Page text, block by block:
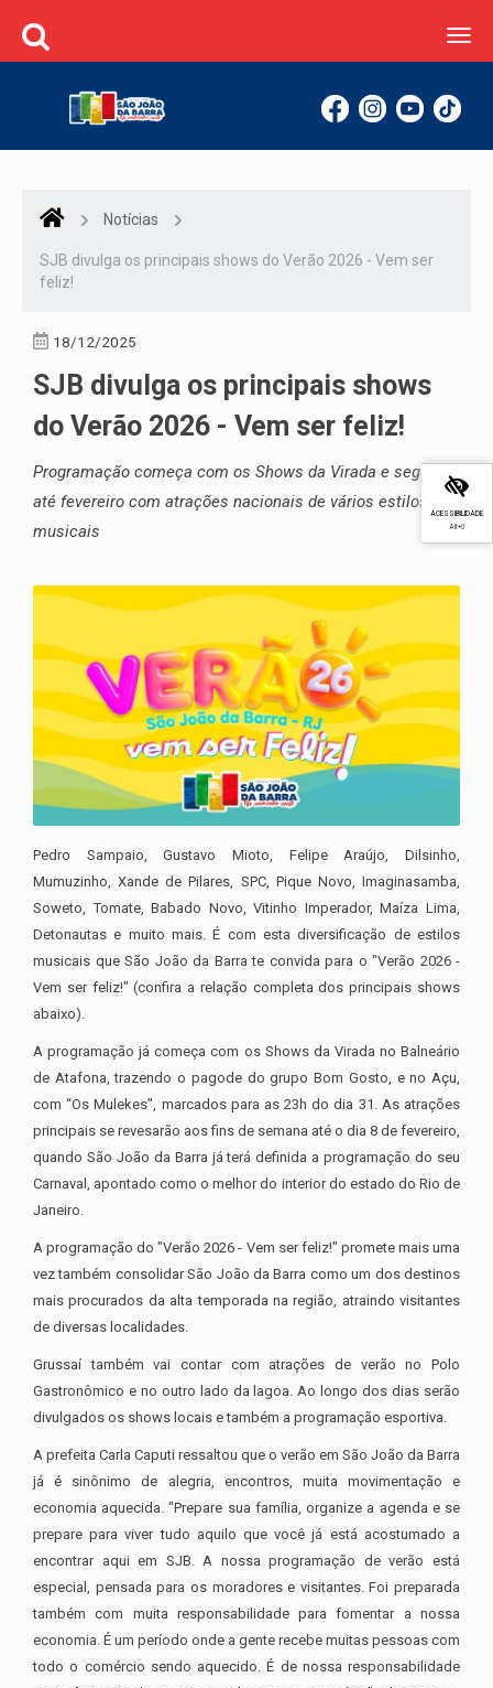
ACESSIBILIDADE
Alt+0
Notícias
SJB divulga os principais shows do Verão 2026 - Vem ser
feliz!
18/12/2025
SJB divulga os principais shows
do Verão 2026 - Vem ser feliz!
Programação começa com os Shows da Virada e segue
até fevereiro com atrações nacionais de vários estilos
musicais
Pedro Sampaio, Gustavo Mioto, Felipe Araújo, Dilsinho,
Mumuzinho, Xande de Pilares, SPC, Pique Novo, Imaginasamba,
Soweto, Tomate, Babado Novo, Vitinho Imperador, Maíza Lima,
Detonautas e muito mais. É com esta diversificação de estilos
musicais que São João da Barra te convida para o "Verão 2026 -
Vem ser feliz!" (confira a relação completa dos principais shows
abaixo).
A programação já começa com os Shows da Virada no Balneário
de Atafona, trazendo o pagode do grupo Bom Gosto, e no Açu,
com “Os Mulekes”, marcados para as 23h do dia 31. As atrações
principais se revesarão aos fins de semana até o dia 8 de fevereiro,
quando São João da Barra já terá definida a programação do seu
Carnaval, apontado como o melhor do interior do estado do Rio de
Janeiro.
A programação do "Verão 2026 - Vem ser feliz!" promete mais uma
vez também consolidar São João da Barra como um dos destinos
mais procurados da alta temporada na região, atraindo visitantes
de diversas localidades.
Grussaí também vai contar com atrações de verão no Polo
Gastronômico e no outro lado da lagoa. Ao longo dos dias serão
divulgados os shows locais e também a programação esportiva.
A prefeita Carla Caputi ressaltou que o verão em São João da Barra
já é sinônimo de alegria, encontros, muita movimentação e
economia aquecida. "Prepare sua família, organize a agenda e se
prepare para viver tudo aquilo que você já está acostumado a
encontrar aqui em SJB. A nossa programação de verão está
especial, pensada para os moradores e visitantes. Foi preparada
também com muita responsabilidade para fomentar a nossa
economia. É um período onde a gente recebe muitas pessoas com
todo o comércio sendo aquecido. É de nossa responsabilidade